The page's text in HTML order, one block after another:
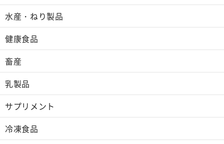
水産・ねり製品
健康食品
畜産
乳製品
サプリメント
冷凍食品